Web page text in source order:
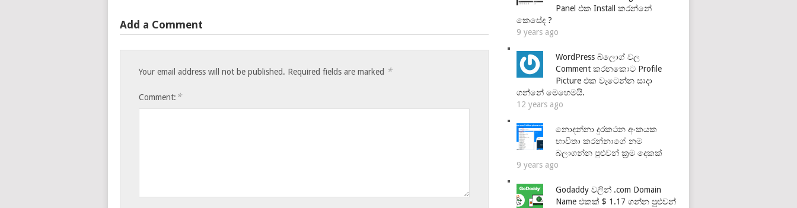
Add a Comment
Your email address will not be published. Required fields are marked *
Comment: *
Panel එක Install කරන්නේ
කෙසේද ?
9 years ago
WordPress බ්ලොග් වල
Comment කරනකොට Profile
Picture එක වැටෙන්න සාදා
ගන්නේ මෙහෙමයි.
12 years ago
නොදන්නා දුරකථන අංකයක
භාවිතා කරන්නාගේ නම
බලාගන්න පුළුවන් ක්‍රම දෙකක්
9 years ago
Godaddy වලින් .com Domain
Name එකක් $ 1.17 ගන්න පුළුවන්